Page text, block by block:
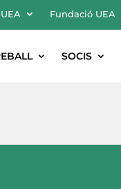
UEA Fundació UEA
SOCIS